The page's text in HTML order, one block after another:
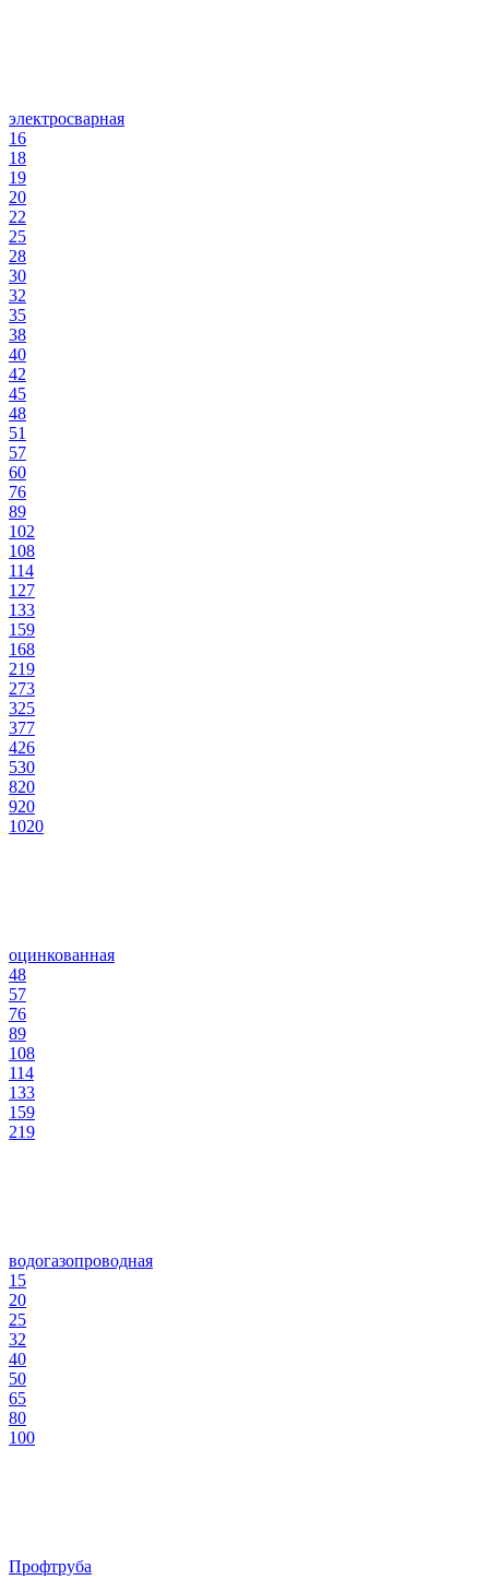
электросварная
16
18
19
20
22
25
28
30
32
35
38
40
42
45
48
51
57
60
76
89
102
108
114
127
133
159
168
219
273
325
377
426
530
820
920
1020
оцинкованная
48
57
76
89
108
114
133
159
219
водогазопроводная
15
20
25
32
40
50
65
80
100
Профтруба